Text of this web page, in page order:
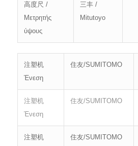
高度尺 /
Μετρητής
ύψους
三丰 /
Mitutoyo
注塑机
Ένεση
住友/SUMITOMO
注塑机
Ένεση
住友/SUMITOMO
注塑机
住友/SUMITOMO